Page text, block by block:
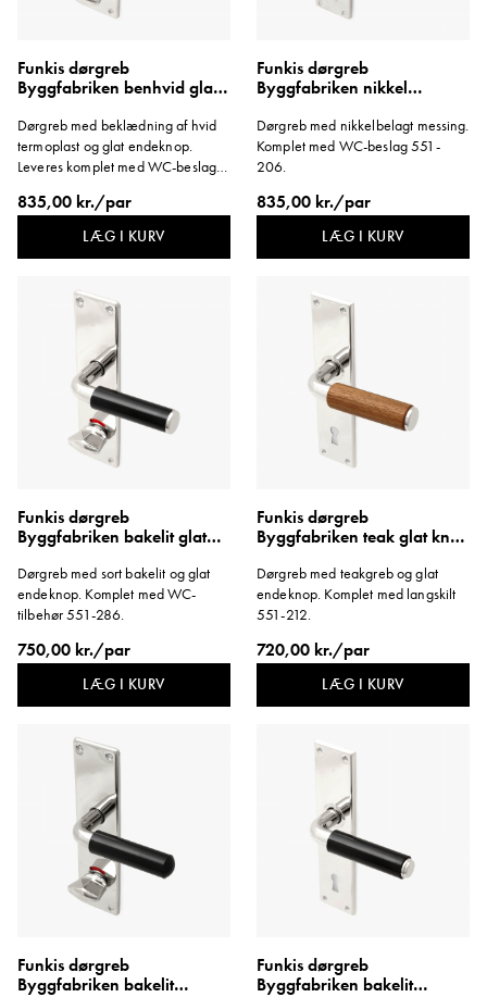
Funkis dørgreb
Byggfabriken benhvid glat
1950'erne
Dørgreb med beklædning af hvid
termoplast og glat endeknop.
Leveres komplet med WC-beslag.
835,00 kr./par
LÆG I KURV
Funkis dørgreb
Byggfabriken nikkel
Dørgreb med nikkelbelagt messing.
Komplet med WC-beslag 551-
206.
835,00 kr./par
LÆG I KURV
Funkis dørgreb
Byggfabriken bakelit glat
1950'erne
Dørgreb med sort bakelit og glat
endeknop. Komplet med WC-
tilbehør 551-286.
750,00 kr./par
LÆG I KURV
Funkis dørgreb
Byggfabriken teak glat knop
Dørgreb med teakgreb og glat
endeknop. Komplet med langskilt
551-212.
720,00 kr./par
LÆG I KURV
Funkis dørgreb
Byggfabriken bakelit
Funkis dørgreb
Byggfabriken bakelit